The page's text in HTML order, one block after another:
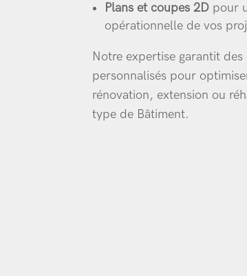
Plans et coupes 2D pour
opérationnelle de vos
Notre expertise garantit
personnalisés pour
rénovation, extension ou
type de Bâtiment.